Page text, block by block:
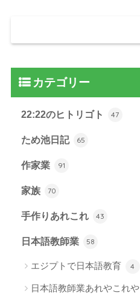
カテゴリー
22:22のヒトリゴト 47
ため池日記 65
作家業 91
家族 70
手作りあれこれ 43
日本語教師業 58
エジプトで日本語教育 4
日本語教師業あれやこれや